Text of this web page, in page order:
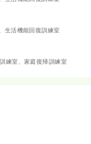
生活機能回復訓練室
練室、家庭復帰訓練室